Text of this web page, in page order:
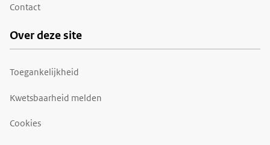
Contact
Over deze site
Toegankelijkheid
Kwetsbaarheid melden
Cookies